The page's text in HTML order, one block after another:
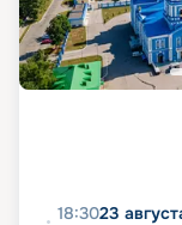
18:3023